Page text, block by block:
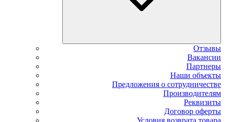
Отзывы
Вакансии
Партнеры
Наши объекты
Предложения о сотрудничестве
Производителям
Реквизиты
Договор оферты
Условия возврата товара